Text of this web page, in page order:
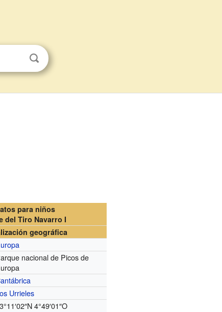
para niños
del Tiro Navarro I
geográfica
nacional de Picos de
Urrieles
4°49′01″O